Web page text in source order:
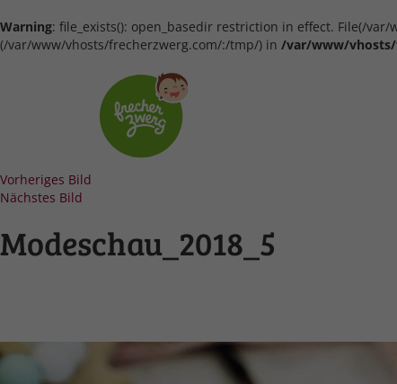
Warning: file_exists(): open_basedir restriction in effect. File(/
(/var/www/vhosts/frecherzwerg.com/:/tmp/) in /var/www/vhosts/
Vorheriges Bild
Nächstes Bild
Modeschau_2018_5